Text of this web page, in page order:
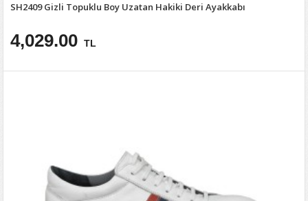
SH2409 Gizli Topuklu Boy Uzatan Hakiki Deri Ayakkabı
4,029.00 TL